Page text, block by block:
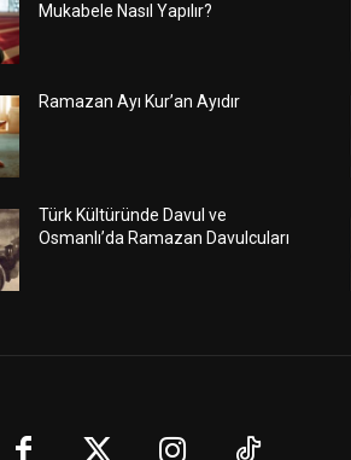
Mukabele Nasıl Yapılır?
Ramazan Ayı Kur’an Ayıdır
Türk Kültüründe Davul ve
Osmanlı’da Ramazan Davulcuları